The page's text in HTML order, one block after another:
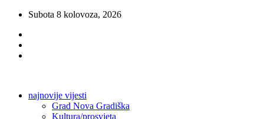
Subota 8 kolovoza, 2026
najnovije vijesti
Grad Nova Gradiška
Kultura/prosvjeta